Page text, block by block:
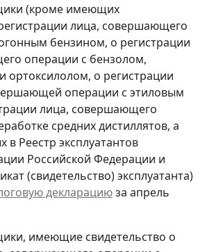
(кроме имеющих
лица, совершающего
бензином, о регистрации
операции с бензолом,
ортоксилолом, о регистрации
операции с этиловым
лица, совершающего
средних дистиллятов, а
в Реестр эксплуатантов
Российской Федерации и
(свидетельство) эксплуатанта)
декларациюза апрель
имеющие свидетельство о